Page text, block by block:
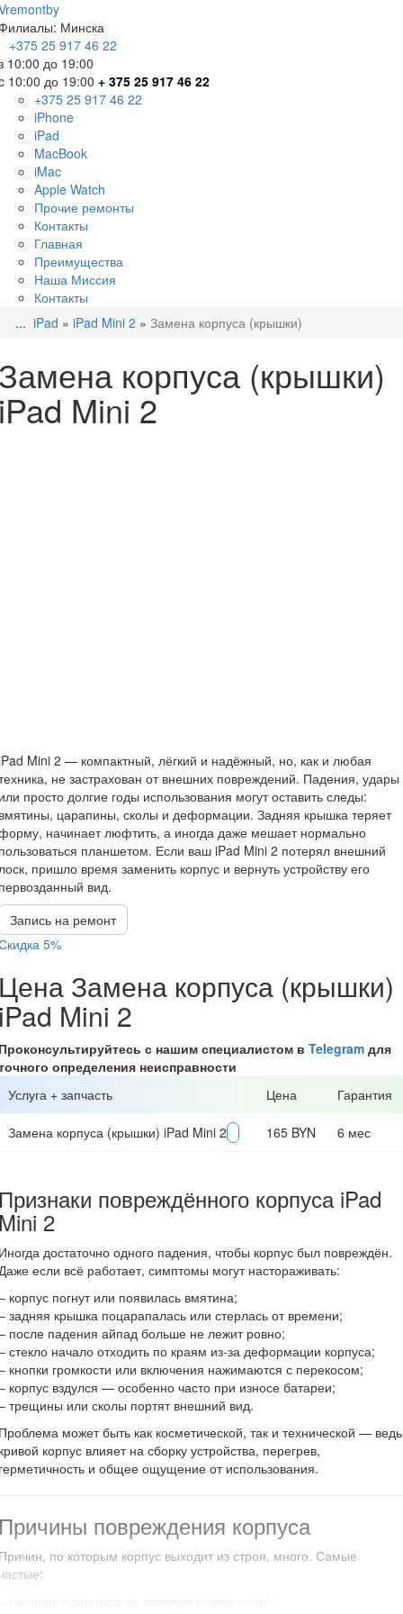
by
Минска
+375 25 917 46 22
10:00 до 19:00
10:00 до 19:00 + 375 25 917 46 22
+375 25 917 46 22
iPhone
iPad
MacBook
iMac
Apple Watch
Прочие ремонты
Контакты
Главная
Преимущества
Наша Миссия
Контакты
... iPad » iPad Mini 2 » Замена корпуса (крышки)
корпуса (крышки)
Mini 2
Mini 2 — компактный, лёгкий и надёжный, но, как и любая
не застрахован от внешних повреждений. Падения, удары
просто долгие годы использования могут оставить следы:
царапины, сколы и деформации. Задняя крышка теряет
начинает люфтить, а иногда даже мешает нормально
планшетом. Если ваш iPad Mini 2 потерял внешний
пришло время заменить корпус и вернуть устройству его
вид.
Запись на ремонт
5%
Замена корпуса (крышки)
Mini 2
с нашим специалистом в Telegram для
определения неисправности
Услуга + запчасть
Цена Гарантия
Замена корпуса (крышки) iPad Mini 2 165 BYN 6 мес
повреждённого корпуса iPad
2
достаточно одного падения, чтобы корпус был повреждён.
если всё работает, симптомы могут настораживать:
корпус погнут или появилась вмятина;
задняя крышка поцарапалась или стерлась от времени;
после падения айпад больше не лежит ровно;
стекло начало отходить по краям из-за деформации корпуса;
кнопки громкости или включения нажимаются с перекосом;
корпус вздулся — особенно часто при износе батареи;
трещины или сколы портят внешний вид.
может быть как косметической, так и технической — ведь
корпус влияет на сборку устройства, перегрев,
и общее ощущение от использования.
повреждения корпуса
по которым корпус выходит из строя, много. Самые